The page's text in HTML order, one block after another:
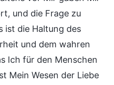
und die Frage zu
ist die Haltung des
und dem wahren
Ich für den Menschen
Mein Wesen der Liebe